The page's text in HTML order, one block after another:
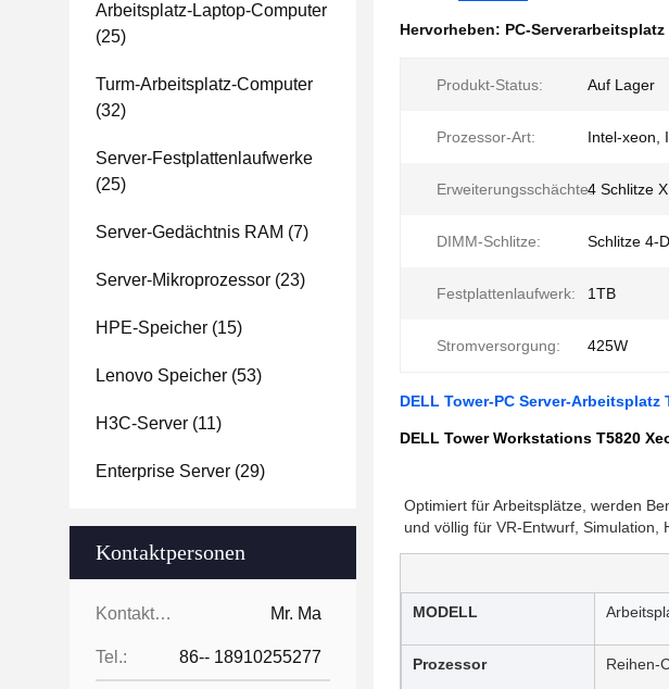
Arbeitsplatz-Laptop-Computer
(25)
Turm-Arbeitsplatz-Computer
(32)
Server-Festplattenlaufwerke
(25)
Server-Gedächtnis RAM (7)
Server-Mikroprozessor (23)
HPE-Speicher (15)
Lenovo Speicher (53)
H3C-Server (11)
Enterprise Server (29)
Kontaktpersonen
Kontaktpersonen: Mr. Ma
Tel.: 86-- 18910255277
Hervorheben: PC-Serverarbeitsplatz
Produkt-Status: Auf Lager
Prozessor-Art: Intel-xeon,
Erweiterungsschächte:4 Schlitze
DIMM-Schlitze: Schlitze 4-
Festplattenlaufwerk: 1TB
Stromversorgung: 425W
DELL Tower-PC Server-Arbeitsplatz
DELL Tower Workstations T5820
Optimiert für Arbeitsplätze, werden
und völlig für VR-Entwurf, Simulation,
MODELL
Prozessor Reihen-